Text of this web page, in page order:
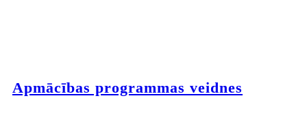
Apmācības programmas veidnes